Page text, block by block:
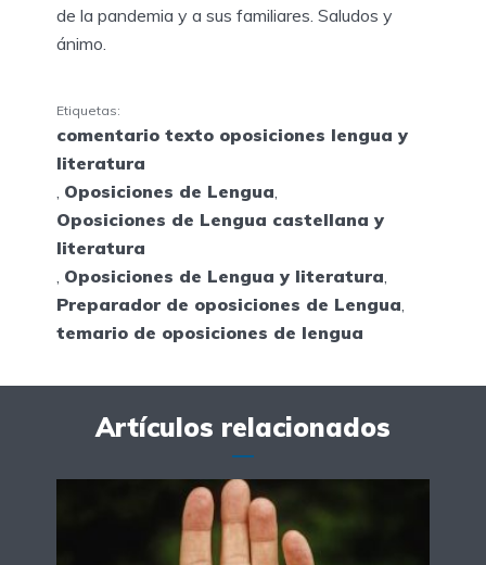
de la pandemia y a sus familiares. Saludos y
ánimo.
Etiquetas:
comentario texto oposiciones lengua y
literatura
Oposiciones de Lengua
Oposiciones de Lengua castellana y
literatura
Oposiciones de Lengua y literatura
Preparador de oposiciones de Lengua
temario de oposiciones de lengua
Artículos relacionados